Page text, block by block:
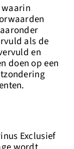
als de
en
doen op een
Exclusief